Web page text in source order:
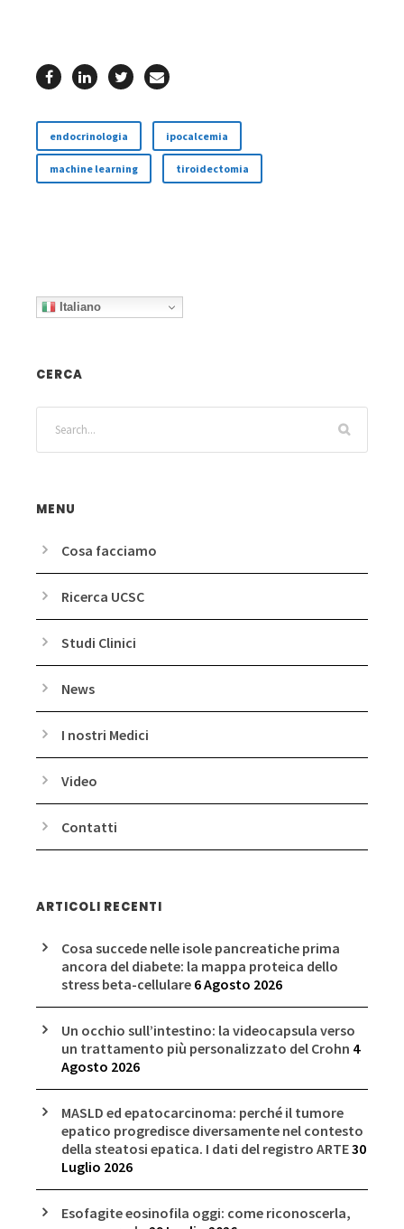
endocrinologia ipocalcemia
machine learning tiroidectomia
Italiano
CERCA
MENU
Cosa facciamo
Ricerca UCSC
Studi Clinici
News
I nostri Medici
Video
Contatti
ARTICOLI RECENTI
Cosa succede nelle isole pancreatiche prima
ancora del diabete: la mappa proteica dello
stress beta-cellulare 6 Agosto 2026
Un occhio sull’intestino: la videocapsula verso
un trattamento più personalizzato del Crohn 4
Agosto 2026
MASLD ed epatocarcinoma: perché il tumore
epatico progredisce diversamente nel contesto
della steatosi epatica. I dati del registro ARTE30
Luglio 2026
Esofagite eosinofila oggi: come riconoscerla,